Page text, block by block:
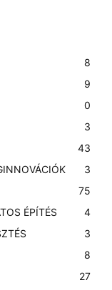
8
9
0
3
43
3
75
ÉPÍTÉS
4
3
8
27